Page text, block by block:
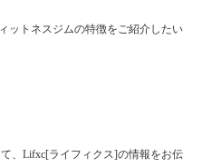
ットネスジムの特徴をご紹介したい
、Lifxc[ライフィクス]の情報をお伝